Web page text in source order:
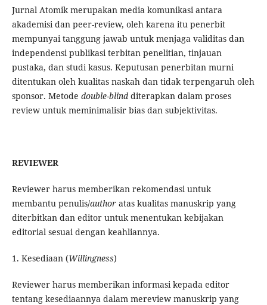
Jurnal Atomik merupakan media komunikasi antara
akademisi dan peer-review, oleh karena itu penerbit
mempunyai tanggung jawab untuk menjaga validitas dan
independensi publikasi terbitan penelitian, tinjauan
pustaka, dan studi kasus. Keputusan penerbitan murni
ditentukan oleh kualitas naskah dan tidak terpengaruh oleh
sponsor. Metode double-blindditerapkan dalam proses
review untuk meminimalisir bias dan subjektivitas.
REVIEWER
Reviewer harus memberikan rekomendasi untuk
membantu penulis/authoratas kualitas manuskrip yang
diterbitkan dan editor untuk menentukan kebijakan
editorial sesuai dengan keahliannya.
1. Kesediaan (Willingness)
Reviewer harus memberikan informasi kepada editor
tentang kesediaannya dalam mereview manuskrip yang